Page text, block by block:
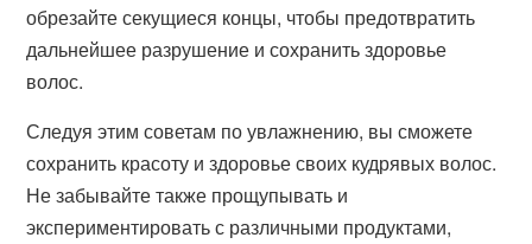
обрезайте секущиеся концы, чтобы предотвратить
дальнейшее разрушение и сохранить здоровье
волос.
Следуя этим советам по увлажнению, вы сможете
сохранить красоту и здоровье своих кудрявых волос.
Не забывайте также прощупывать и
экспериментировать с различными продуктами,